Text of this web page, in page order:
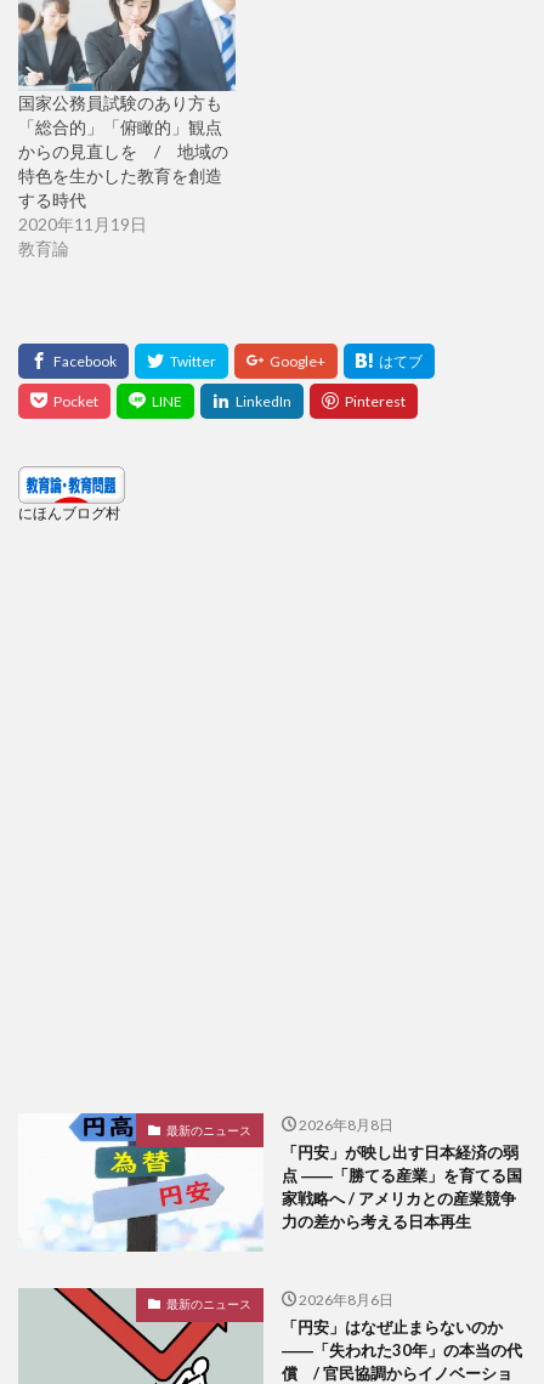
国家公務員試験のあり方も
「総合的」「俯瞰的」観点
からの見直しを / 地域の
特色を生かした教育を創造
する時代
2020年11月19日
教育論
にほんブログ村
最新のニュース 2026年8月8日
「円安」が映し出す日本経済の弱
点 ――「勝てる産業」を育てる国
家戦略へ / アメリカとの産業競争
力の差から考える日本再生
最新のニュース 2026年8月6日
「円安」はなぜ止まらないのか
――「失われた30年」の本当の代
償 / 官民協調からイノベーショ